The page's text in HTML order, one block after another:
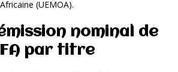
(UEMOA).
nominal de
par titre